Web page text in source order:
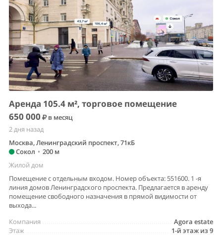
Аренда 105.4 м², торговое помещение
650 000
в месяц
2 дня назад
Москва, Ленинградский проспект, 71кБ
Сокол • 200 м
Жилой дом
Помещение с отдельным входом. Номер объекта: 551600. 1 -я
линия домов Ленинградского проспекта. Предлагается в аренду
помещение свободного назначения в прямой видимости от
выхода...
Agora estate
Компания
1-й этаж из 9
Этаж